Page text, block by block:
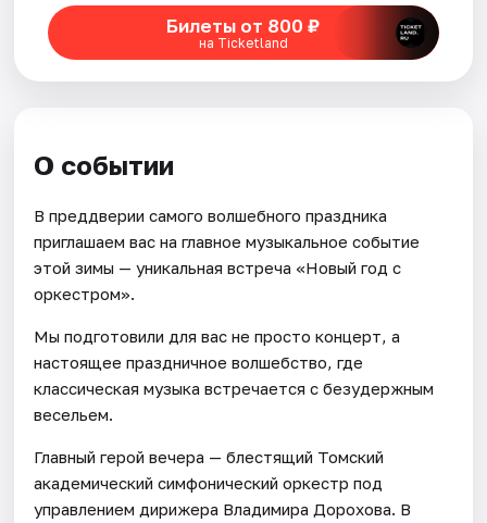
Билеты от 800 ₽
на Ticketland
О событии
В преддверии самого волшебного праздника
приглашаем вас на главное музыкальное событие
этой зимы — уникальная встреча «Новый год с
оркестром».
Мы подготовили для вас не просто концерт, а
настоящее праздничное волшебство, где
классическая музыка встречается с безудержным
весельем.
Главный герой вечера — блестящий Томский
академический симфонический оркестр под
управлением дирижера Владимира Дорохова. В